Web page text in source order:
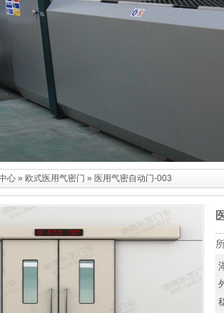
心 » 欧式医用气密门 » 医用气密自动门-003